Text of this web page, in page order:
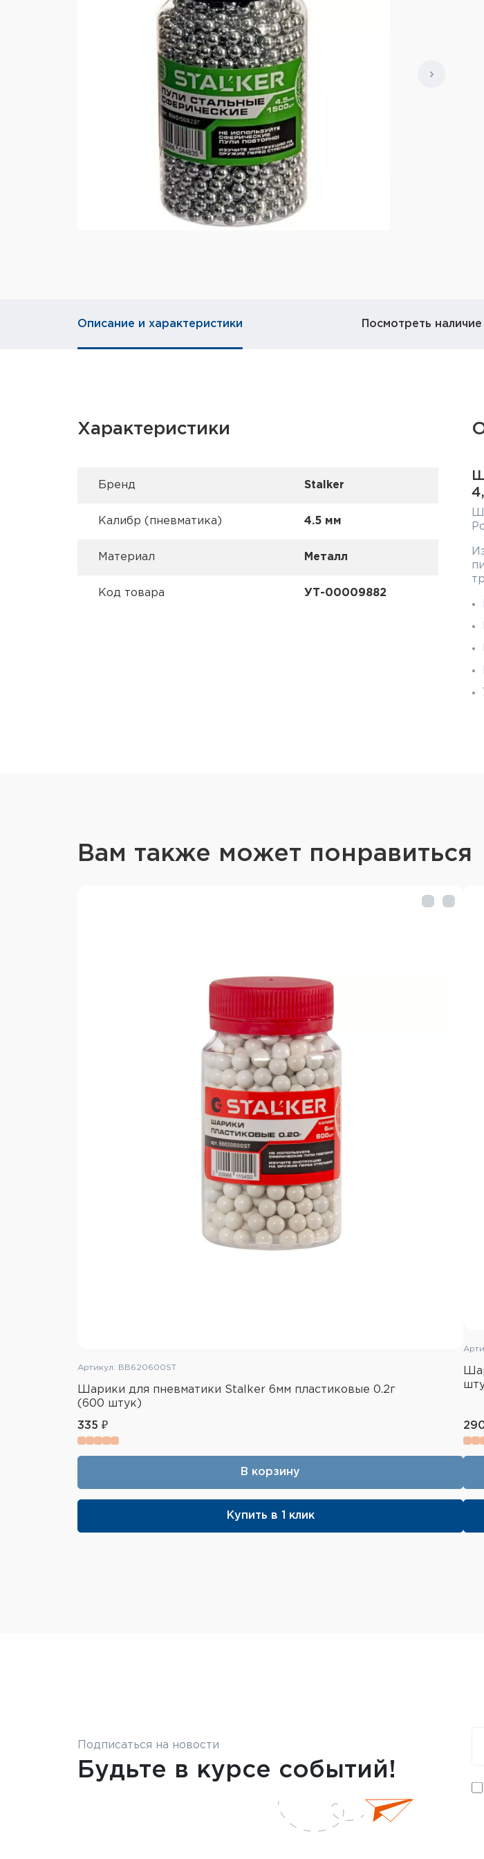
Описание и характеристики Посмотреть наличие
Характеристики
Брeнд Stalker
Калибр (пневматика) 4.5 мм
Материал Металл
Код товара УТ-00009882
Вам также может понравиться
Артикул: BB620600ST
Шарики для пневматики Stalker 6мм пластиковые 0.2г
(600 штук)
335 ₽
В корзину
Купить в 1 клик
Подписаться на новости
Будьте в курсе событий!